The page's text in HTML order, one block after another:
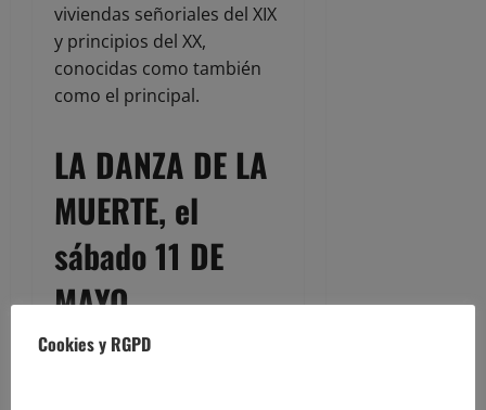
viviendas señoriales del XIX
y principios del XX,
conocidas como también
como el principal.
LA DANZA DE LA
MUERTE, el
sábado 11 DE
MAYO
Cookies y RGPD